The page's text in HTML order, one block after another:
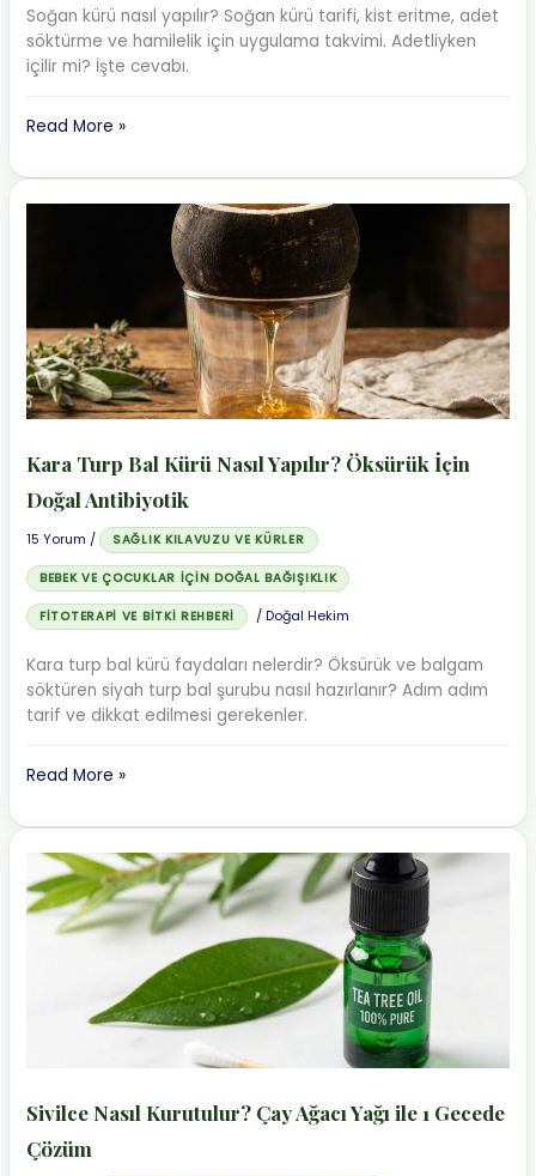
Soğan kürü nasıl yapılır? Soğan kürü tarifi, kist eritme, adet
söktürme ve hamilelik için uygulama takvimi. Adetliyken
içilir mi? İşte cevabı.
Soğan
Nasıl
Yapılır?
Kür
Tarifi
Read More »
Kara Turp Bal Kürü Nasıl Yapılır? Öksürük İçin
Doğal Antibiyotik
15 Yorum / SAĞLIK KILAVUZU VE KÜRLER
BEBEK VE ÇOCUKLAR İÇIN DOĞAL BAĞIŞIKLIK
FITOTERAPI VE BITKI REHBERI /Doğal Hekim
Kara turp bal kürü faydaları nelerdir? Öksürük ve balgam
söktüren siyah turp bal şurubu nasıl hazırlanır? Adım adım
tarif ve dikkat edilmesi gerekenler.
Kara
Bal
Kürü
Nasıl
Yapılır?
Öksürük
Antibiyotik
Read More »
Sivilce Nasıl Kurutulur? Çay Ağacı Yağı ile 1 Gecede
Çözüm